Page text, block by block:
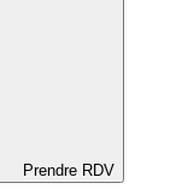
Prendre RDV